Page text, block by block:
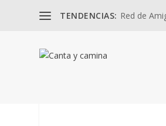
TENDENCIAS: Red de